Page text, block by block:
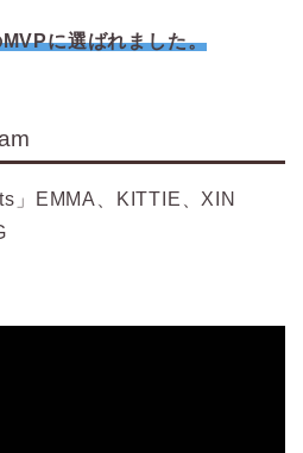
に選ばれました。
」EMMA、KITTIE、XIN